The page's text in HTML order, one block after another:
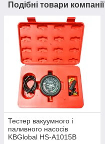
Подібні товари компанії
Тестер вакуумного і
паливного насосів
KBGlobal HS-A1015B